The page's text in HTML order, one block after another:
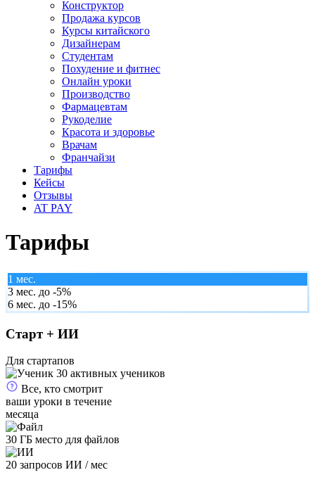
Конструктор
Продажа курсов
Курсы китайского
Дизайнерам
Студентам
Похудение и фитнес
Онлайн уроки
Производство
Фармацевтам
Рукоделие
Красота и здоровье
Врачам
Франчайзи
Тарифы
Кейсы
Отзывы
AT PAY
Тарифы
1 мес.
3 мес. до -5%
6 мес. до -15%
Старт + ИИ
Для стартапов
30 активных учеников
Все, кто смотрит
ваши уроки в течение
месяца
30 ГБ место для файлов
20 запросов ИИ / мес